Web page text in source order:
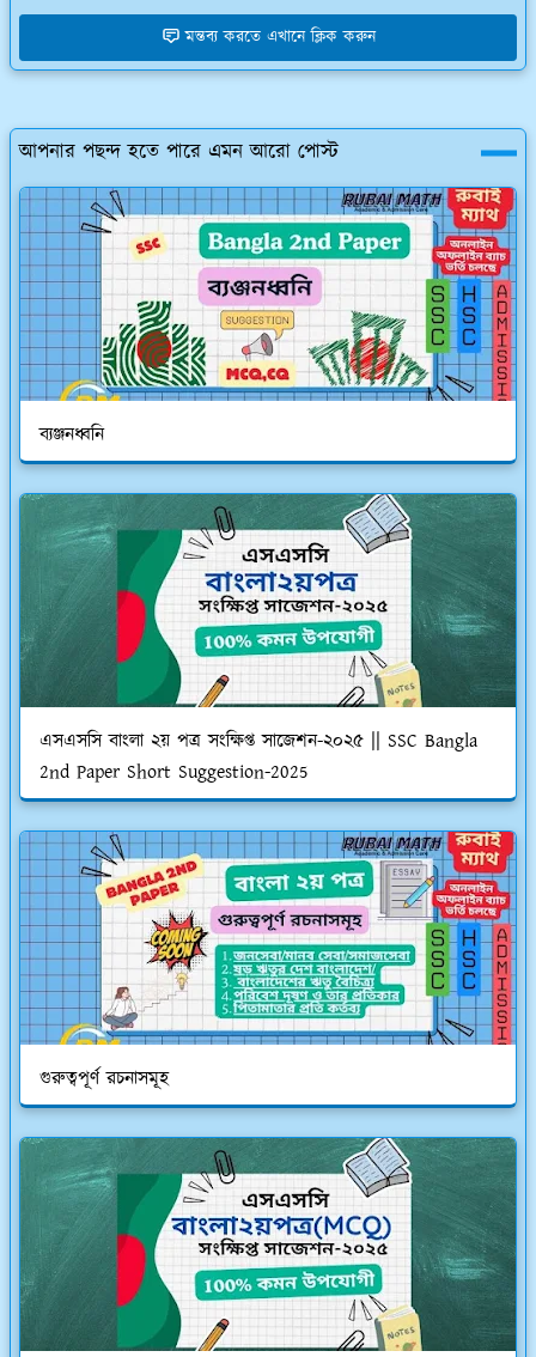
মন্তব্য করতে এখানে ক্লিক করুন
আপনার পছন্দ হতে পারে এমন আরো পোস্ট
ব্যঞ্জনধ্বনি
এসএসসি বাংলা ২য় পত্র সংক্ষিপ্ত সাজেশন-২০২৫ || SSC Bangla
2nd Paper Short Suggestion-2025
গুরুত্বপূর্ণ রচনাসমূহ